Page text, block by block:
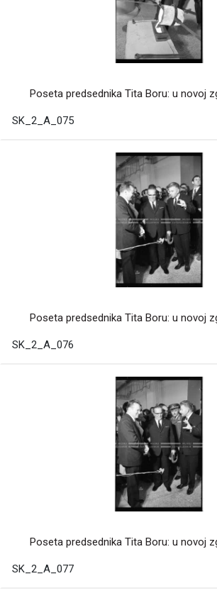
Poseta predsednika Tita Boru: u novoj
SK_2_A_075
Poseta predsednika Tita Boru: u novoj
SK_2_A_076
Poseta predsednika Tita Boru: u novoj
SK_2_A_077